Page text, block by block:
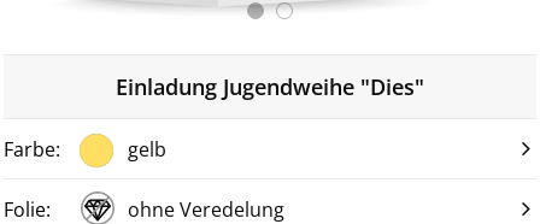
Einladung Jugendweihe "Dies"
gelb
ohne Veredelung